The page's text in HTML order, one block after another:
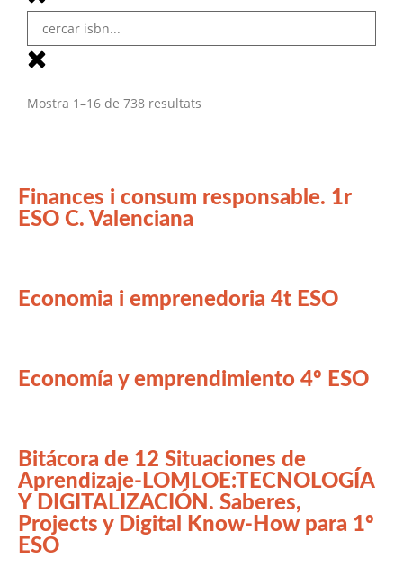
Mostra 1–16 de 738 resultats
Finances i consum responsable. 1r
ESO C. Valenciana
Economia i emprenedoria 4t ESO
Economía y emprendimiento 4º ESO
Bitácora de 12 Situaciones de
Aprendizaje-LOMLOE:TECNOLOGÍA
Y DIGITALIZACIÓN. Saberes,
Projects y Digital Know-How para 1º
ESO